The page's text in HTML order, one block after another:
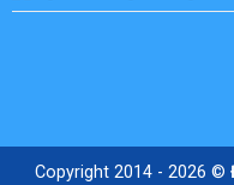
Copyright 2014 - 2026 ©